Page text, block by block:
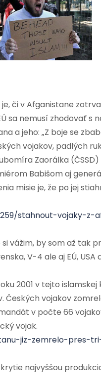
či v Afganistane
sa nemusí zhodovať s
a jeho: „Z boje se
vojakov, padlých
Zaorálka
Babišom aj
misie je, že po jej
stahnout-vojaky-z-
vážim, by som až tak
V-4 ale aj EÚ, USA
2001 v tejto
Českých vojakov
v počte 66
vojak.
jiz-zemrelo-pres-
najvyššou